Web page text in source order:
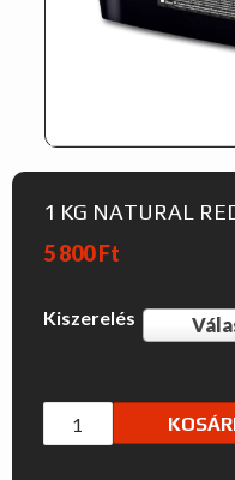
1 KG NATURAL
5 800Ft
Kiszerelés
s
z
Kg